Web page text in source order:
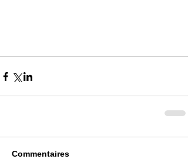
Commentaires